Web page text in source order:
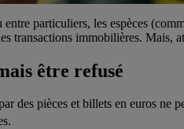
particuliers, les espèces
transactions immobilières. Mais,
être refusé
des pièces et billets en euros
.